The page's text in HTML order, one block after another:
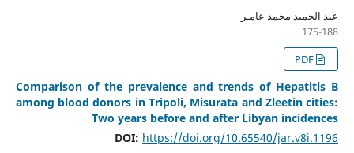
عبد الحميد محمد عامـر
175-188
PDF
Comparison of the prevalence and trends of Hepatitis B
among blood donors in Tripoli, Misurata and Zleetin cities:
Two years before and after Libyan incidences
DOI: https://doi.org/10.65540/jar.v8i.1196